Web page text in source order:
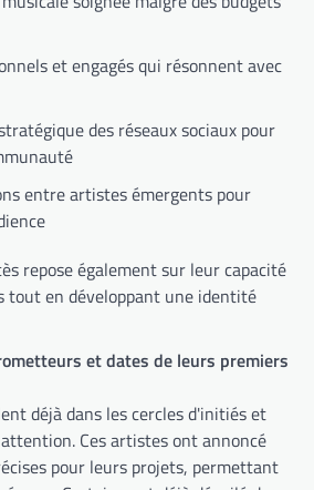
et engagés qui résonnent avec
des réseaux sociaux pour
entre artistes émergents pour
repose également sur leur capacité
tout en développant une identité
et dates de leurs premiers
déjà dans les cercles d'initiés et
Ces artistes ont annoncé
pour leurs projets, permettant